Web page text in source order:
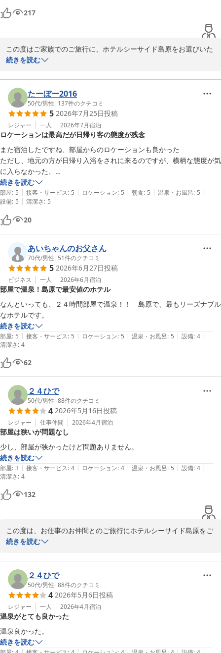
ります。
ＨＯＴＥＬシーサイド島原
217
この度はご家族でのご旅行に、ホテルシーサイド島原をお選びいた
だき誠にありがとうございます。また、心温まる口コミをご投稿い
フロントスタッフの対応をお褒めいただき大変嬉しく存じます。お
もてなしの心を感じていただけたことは、私どもスタッフにとって
何よりの励みとなります。また、有明海を一望できる露天風呂から
の景色や、お食事にもご満足いただけたご様子で安心いたしまし
た。
当館は、GWやお盆、年末年始などの大型連休でも変わらない「1年
通じて通年均一価格」で皆様をお迎えしております。次回お越しの
際は、ぜひ当館自慢の日本有数の「高濃度炭酸泉」で体の芯まで温
まり、島原名物「具雑煮」などの地元の味覚もあわせてご堪能くだ
さいませ。
お客様のまたのお越しを、スタッフ一同心よりお待ち申し上げてお
ります。
ＨＯＴＥＬシーサイド島原
2026-06-22
続きを読む
たーぼー2016
50代/男性 | 137件のクチコミ
5 2026年7月25日投稿
レジャー 一人 2026年7月宿泊
ロケーションは最高だが日帰り客の態度が残念
また宿泊したですね、部屋からのロケーションも良かった
ただし、地元の方が日帰り入浴をされに来るのですが、横柄な態度が気
に入らなかった、
自分の家ではないことに自覚をもって頂きたいと思います
続きを読む
部屋: 5 | 接客・サービス: 5 | ロケーション: 5 | 朝食: 5 | 温泉・お風呂: 5 |
設備: 5 | 清潔さ: 5
20
あいちゃんのお父さん
70代/男性 | 51件のクチコミ
5 2026年6月27日投稿
ビジネス 一人 2026年6月宿泊
部屋で温泉！島原で最安値のホテル
なんといっても、２４時間部屋で温泉！！　島原で、最もリーズナブル
なホテルです。
続きを読む
部屋: 5 | 接客・サービス: 5 | ロケーション: 5 | 温泉・お風呂: 5 | 設備: 4 |
清潔さ: 4
62
２４ひで
50代/男性 |88件のクチコミ
4 2026年5月16日投稿
レジャー 仕事仲間 2026年4月宿泊
部屋は狭いが問題なし
少し、部屋が狭かったけど問題ありません。
続きを読む
部屋: 3 | 接客・サービス: 4 | ロケーション: 4 | 温泉・お風呂: 5 | 設備: 4 |
清潔さ: 4
132
この度は、お仕事のお仲間とのご旅行にホテルシーサイド島原をご
利用いただき、誠にありがとうございます。また、貴重なご感想を
お部屋の広さにつきましては、少し手狭に感じられたとのこと、ご
不便をおかけいたしました。
今回はお部屋でお気を使わせてしまいましたが、当館にはお疲れを
癒すのに最適な日本有数の「高濃度炭酸泉」や、目の前に有明海が
広がる新館6階の展望浴場がございます。次回お越しの際は、ぜひ
当館自慢の温泉でゆっくりと羽を伸ばしていただければ幸いです。
続きを読む
２４ひで
50代/男性 |88件のクチコミ
4 2026年5月6日投稿
レジャー 一人 2026年4月宿泊
温泉がとても良かった
温泉良かった。
続きを読む